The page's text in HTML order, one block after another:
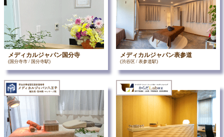
メディカルジャパン国分寺
(国分寺市 / 国分寺駅)
メディカルジャパン表参道
(渋谷区 / 表参道駅)